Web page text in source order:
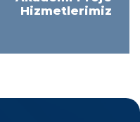
Hizmetlerimiz